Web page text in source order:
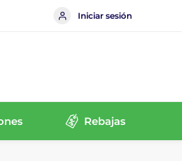
Iniciar sesión
Rebajas